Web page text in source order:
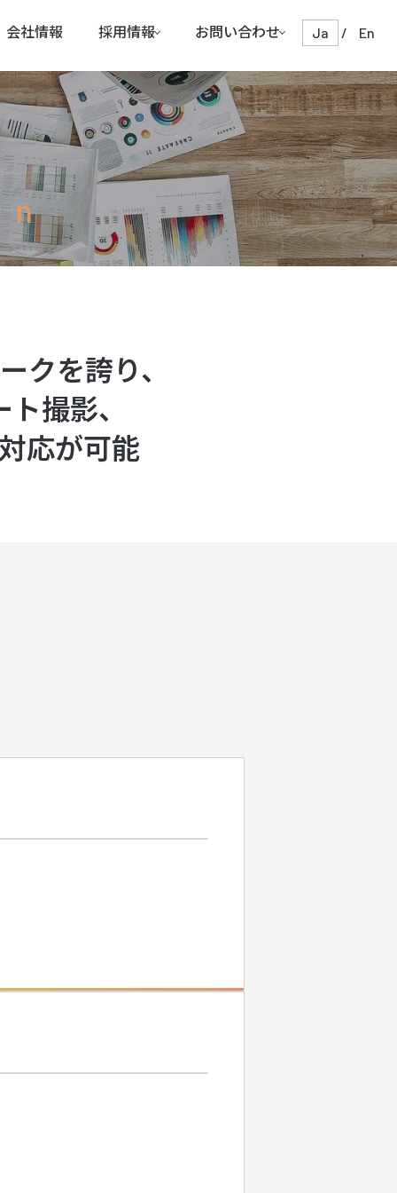
会社情報 採用情報 お問い合わせ Ja / En
クを誇り、
撮影、
応が可能